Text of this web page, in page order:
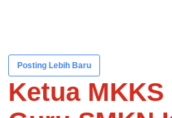
Posting Lebih Baru
Ketua